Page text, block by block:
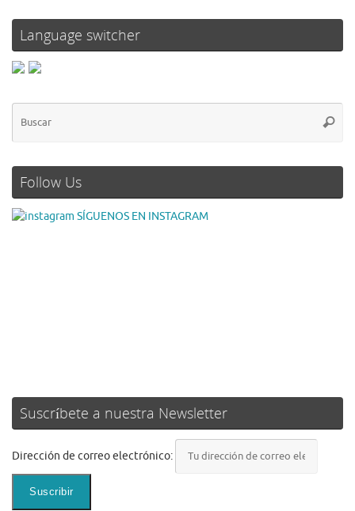
Language switcher
Follow Us
SÍGUENOS EN INSTAGRAM
Suscríbete a nuestra Newsletter
Dirección de correo electrónico: